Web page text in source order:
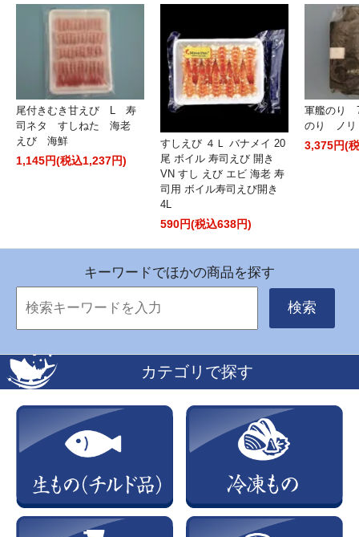
尾付きむき甘えび L 寿
司ネタ すしねた 海老
えび 海鮮
1,145円(税込1,237円)
すしえび ４Ｌ バナメイ 20
尾 ボイル 寿司えび 開き
VN すし えび エビ 海老 寿
司用 ボイル寿司えび開き
4L
590円(税込638円)
軍艦の
のり ノ
3,375円(
キーワードでほかの商品を探す
検索
カテゴリで探す